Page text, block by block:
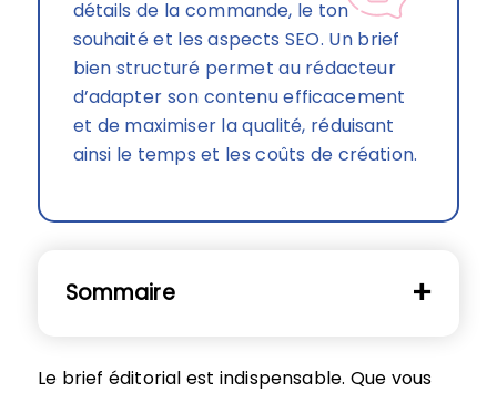
détails de la commande, le ton
souhaité et les aspects SEO. Un brief
bien structuré permet au rédacteur
d’adapter son contenu efficacement
et de maximiser la qualité, réduisant
ainsi le temps et les coûts de création.
Sommaire
Le brief éditorial est indispensable. Que vous